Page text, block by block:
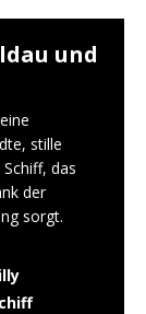
und
stille
das
der
sorgt.